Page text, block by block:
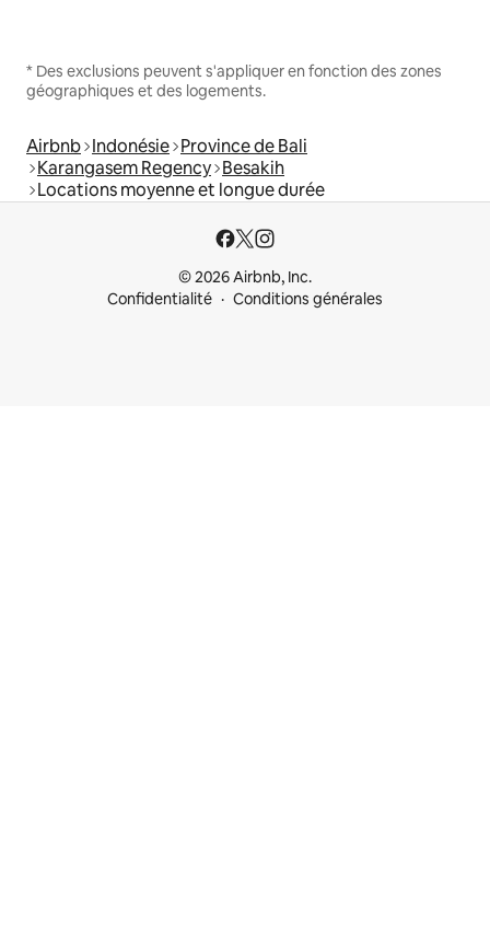
* Des exclusions peuvent s'appliquer en fonction des zones
géographiques et des logements.
Airbnb Indonésie Province de Bali
Karangasem Regency Besakih
Locations moyenne et longue durée
© 2026 Airbnb, Inc.
Confidentialité
Conditions générales